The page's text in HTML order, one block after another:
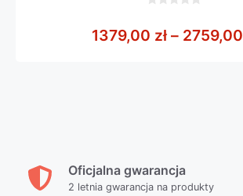
5
1379,00 zł – 2759,00
Oficjalna gwarancja
2 letnia gwarancja na produkty